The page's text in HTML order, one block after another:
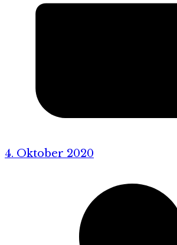
4. Oktober 2020